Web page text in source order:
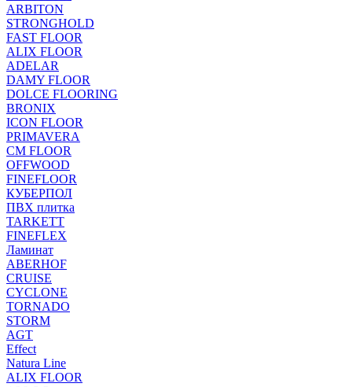
ARBITON
STRONGHOLD
FAST FLOOR
ALIX FLOOR
ADELAR
DAMY FLOOR
DOLCE FLOORING
BRONIX
ICON FLOOR
PRIMAVERA
CM FLOOR
OFFWOOD
FINEFLOOR
КУБЕРПОЛ
ПВХ плитка
TARKETT
FINEFLEX
Ламинат
ABERHOF
CRUISE
CYCLONE
TORNADO
STORM
AGT
Effect
Natura Line
ALIX FLOOR